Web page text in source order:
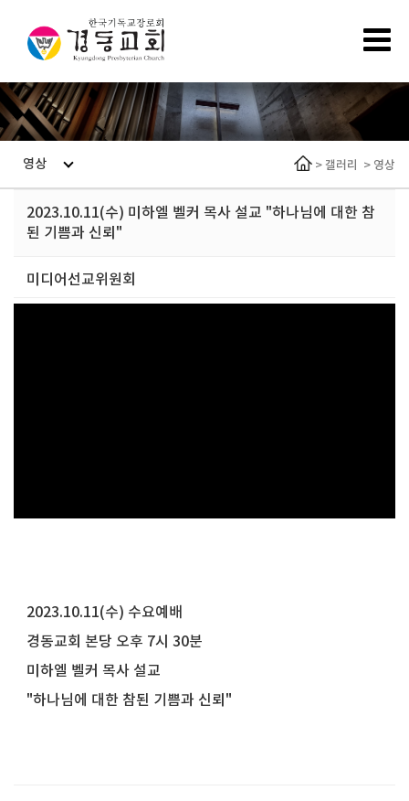
영상 > 갤러리 > 영상
2023.10.11(수) 미하엘 벨커 목사 설교 "하나님에 대한 참
된 기쁨과 신뢰"
미디어선교위원회
2023.10.11(수) 수요예배
경동교회 본당 오후 7시 30분
미하엘 벨커 목사 설교
"하나님에 대한 참된 기쁨과 신뢰"